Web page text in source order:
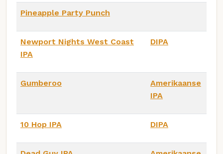
Pineapple Party Punch
Newport Nights West Coast
IPA
DIPA
Gumberoo
Amerikaanse
IPA
10 Hop IPA DIPA